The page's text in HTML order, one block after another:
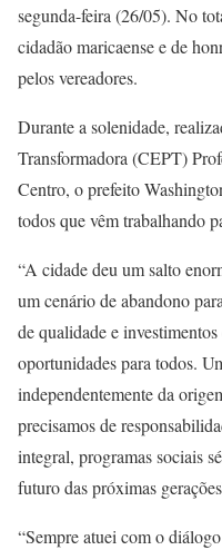
segunda-feira (26/05). No
cidadão maricaense e de
pelos vereadores.
Durante a solenidade,
Transformadora (CEPT)
Centro, o prefeito
todos que vêm trabalhando
“A cidade deu um salto
um cenário de abandono
de qualidade e
oportunidades para todos.
independentemente da
precisamos de
integral, programas sociais
futuro das próximas
“Sempre atuei com o